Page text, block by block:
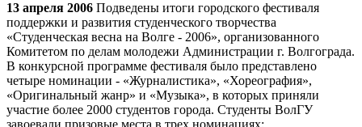
13 апреля 2006 Подведены итоги городского фестиваля
поддержки и развития студенческого творчества
«Студенческая весна на Волге - 2006», организованного
Комитетом по делам молодежи Администрации г. Волгограда.
В конкурсной программе фестиваля было представлено
четыре номинации - «Журналистика», «Хореография»,
«Оригинальный жанр» и «Музыка», в которых приняли
участие более 2000 студентов города. Студенты ВолГУ
завоевали призовые места в трех номинациях: